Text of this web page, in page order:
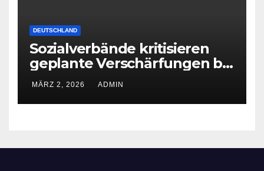
DEUTSCHLAND
Sozialverbände kritisieren
geplante Verschärfungen bei
der Grundsicherung
MÄRZ 2, 2026 ADMIN